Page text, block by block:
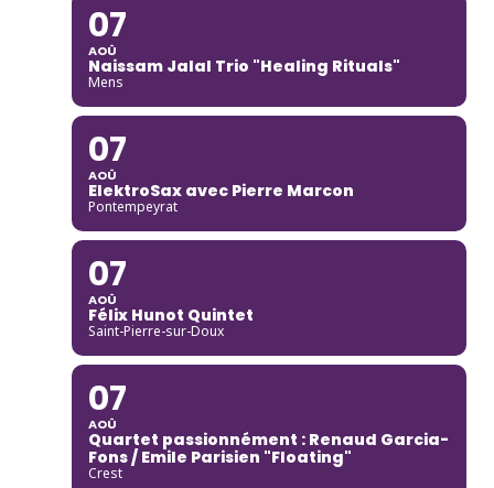
07
AOÛ
Naissam Jalal Trio "Healing Rituals"
Mens
07
AOÛ
ElektroSax avec Pierre Marcon
Pontempeyrat
07
AOÛ
Félix Hunot Quintet
Saint-Pierre-sur-Doux
07
AOÛ
Quartet passionnément : Renaud Garcia-
Fons / Emile Parisien "Floating"
Crest